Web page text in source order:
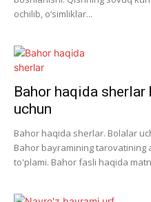
ochilib, o‘simliklar...
Bahor haqida
uchun
Bahor haqida sherlar. Bolalar
Bahor bayramining
to'plami. Bahor fasli haqida